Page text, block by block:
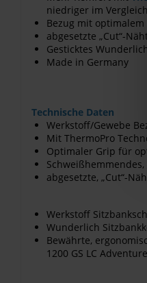
niedriger im
Bezug mit optimalem
abgesetzte „Cut“-
Gesticktes
Made in Germany
Technische Daten
Werkstoff/Gewebe
Mit ThermoPro
Optimaler Grip für
abgesetzte, „Cut“-
Werkstoff
Wunderlich
Bewährte,
1200 GS LC